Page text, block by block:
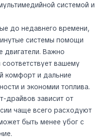
системой и
до недавнего времени,
системы помощи
двигатели. Важно
вашему
комфорт и дальние
и экономии топлива.
драйвов зависит от
чаще всего расходуют
быть менее убог с